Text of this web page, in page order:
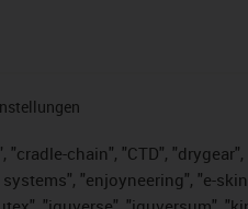
chain", "CTD",
"enjoyneering", "e-